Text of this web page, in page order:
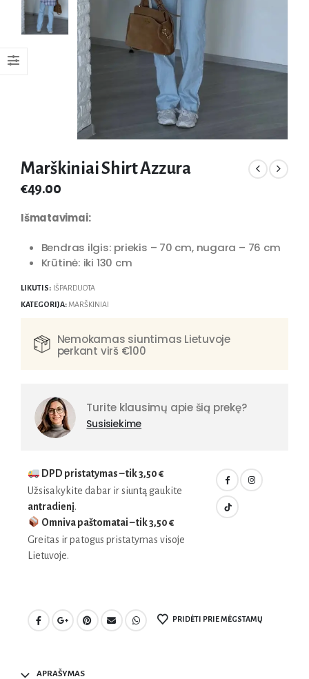
Marškiniai Shirt Azzura
€49.00
Išmatavimai:
Bendras ilgis: priekis – 70 cm, nugara – 76 cm
Krūtinė: iki 130 cm
LIKUTIS: IŠPARDUOTA
KATEGORIJA:MARŠKINIAI
Nemokamas siuntimas Lietuvoje
perkant virš €100
Turite klausimų apie šią prekę?
Susisiekime
DPD pristatymas – tik3,50 €
Užsisakykite dabar ir siuntą gaukite
antradienį.
Omniva paštomatai – tik3,50 €
Greitas ir patogus pristatymas visoje
Lietuvoje.
PRIDĖTI PRIE MĖGSTAMŲ
APRAŠYMAS